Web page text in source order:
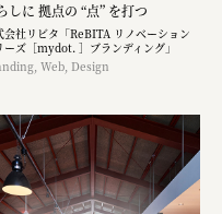
しに 拠点の “点” を打つ
会社リビタ「ReBITA リノベーション
ーズ［mydot. ］ブランディング」
Web, Design